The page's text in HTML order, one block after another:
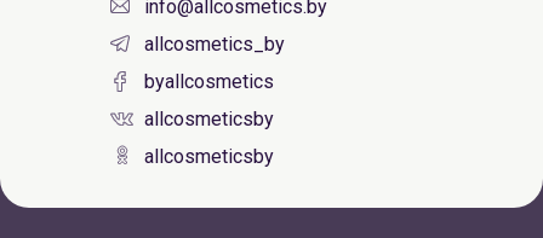
info@allcosmetics.by
allcosmetics_by
byallcosmetics
allcosmeticsby
allcosmeticsby